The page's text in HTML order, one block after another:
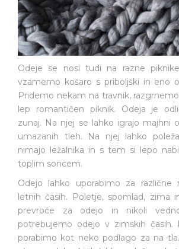
Odeje se nosi tudi na razne
vzamemo košaro s priboljški in eno
Pridemo nekam na travnik,
lep romantičen piknik. Odeja je
zunaj. Na njej se lahko igrajo majhni
umazanih tleh. Na njej lahko
nimajo ležalnika in s tem si lepo
toplim soncem.
Odejo lahko uporabimo za različne
letnih časih. Poletje, spomlad, zima
prevroče za odejo in nikoli
potrebujemo odejo v zimskih časih.
porabimo kot neko podlago za na